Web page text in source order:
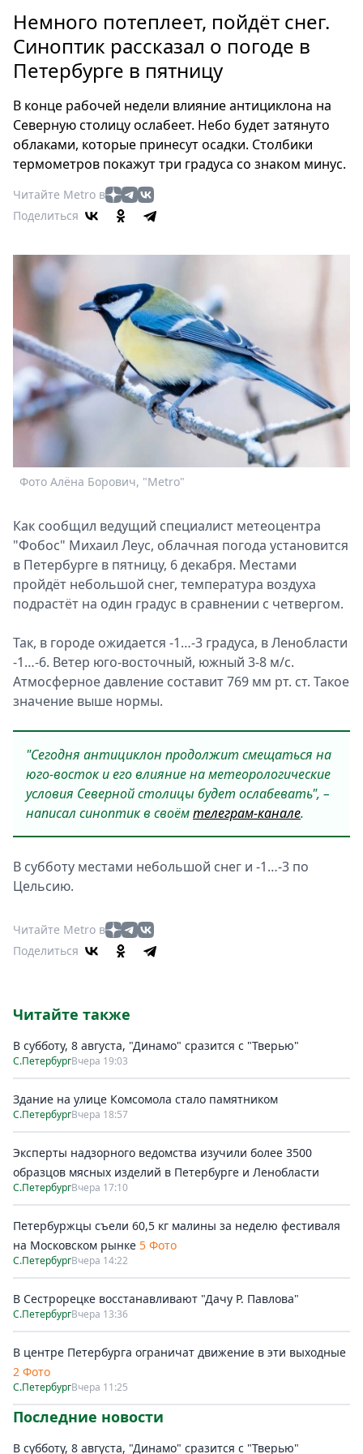
Россия
Мир
Здоровье
Туризм
Мода
Театр
Кино
Афиша
Книги
Выставки
релизы
Metro
Стримы
Спецпроекты
Звезды
Metro
Немного потеплеет, пойдёт снег.
Синоптик рассказал о погоде в
Петербурге в пятницу
В конце рабочей недели влияние антициклона на
Северную столицу ослабеет. Небо будет затянуто
облаками, которые принесут осадки. Столбики
термометров покажут три градуса со знаком минус.
Читайте Metro в
Поделиться
Фото Алёна Борович, "Metro"
Как сообщил ведущий специалист метеоцентра
"Фобос" Михаил Леус, облачная погода установится
в Петербурге в пятницу, 6 декабря. Местами
пройдёт небольшой снег, температура воздуха
подрастёт на один градус в сравнении с четвергом.
Так, в городе ожидается -1…-3 градуса, в Ленобласти
-1…-6. Ветер юго-восточный, южный 3-8 м/с.
Атмосферное давление составит 769 мм рт. ст. Такое
значение выше нормы.
"Сегодня антициклон продолжит смещаться на
юго-восток и его влияние на метеорологические
условия Северной столицы будет ослабевать", –
написал синоптик в своёмтелеграм-канале.
В субботу местами небольшой снег и -1…-3 по
Цельсию.
Читайте Metro в
Поделиться
Читайте также
В субботу, 8 августа, "Динамо" сразится с "Тверью"
С.ПетербургВчера 19:03
Здание на улице Комсомола стало памятником
С.ПетербургВчера 18:57
Эксперты надзорного ведомства изучили более 3500
образцов мясных изделий в Петербурге и Ленобласти
С.ПетербургВчера 17:10
Петербуржцы съели 60,5 кг малины за неделю фестиваля
на Московском рынке 5 Фото
С.ПетербургВчера 14:22
В Сестрорецке восстанавливают "Дачу Р. Павлова"
С.ПетербургВчера 13:36
В центре Петербурга ограничат движение в эти выходные
2 Фото
С.ПетербургВчера 11:25
Последние новости
В субботу, 8 августа, "Динамо" сразится с "Тверью"